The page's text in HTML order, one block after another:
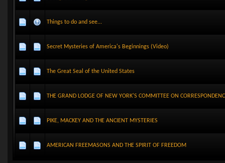
Things to do and see...
Secret Mysteries of America's Beginnings (Video)
The Great Seal of the United States
THE GRAND LODGE OF NEW YORK'S COMMITTEE ON
PIKE, MACKEY AND THE ANCIENT MYSTERIES
AMERICAN FREEMASONS AND THE SPIRIT OF FREEDOM